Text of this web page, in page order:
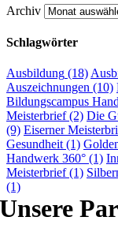
Archiv
Schlagwörter
Ausbildung (18)
Auszeichnungen (10)
Bildungscampus
Meisterbrief(2) Die
(9) Eiserner
Gesundheit(1)
Handwerk 360° (1)
Meisterbrief(1)
(1)
Unsere